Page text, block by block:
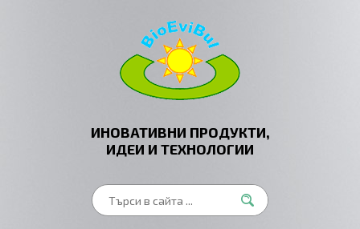
ИНОВАТИВНИ ПРОДУКТИ,
ИДЕИ И ТЕХНОЛОГИИ